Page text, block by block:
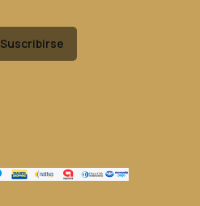
Suscribirse